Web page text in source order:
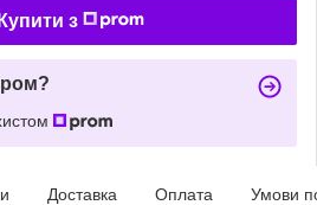
Купити з
Доставка Оплата Умови